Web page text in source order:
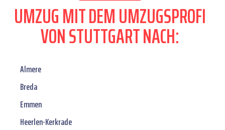
UMZUG MIT DEM UMZUGSPROFI
VON STUTTGART NACH:
Almere
Breda
Emmen
Heerlen-Kerkrade